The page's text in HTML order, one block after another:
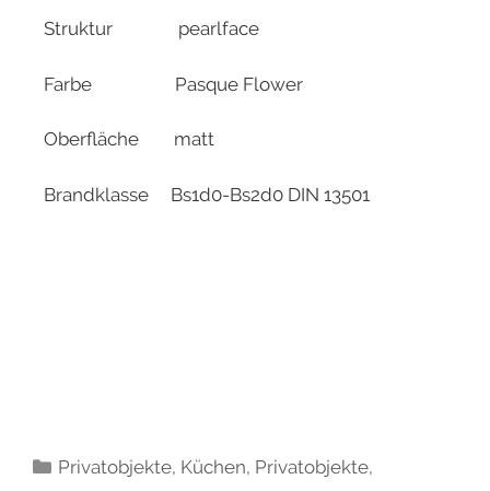
Struktur pearlface
Farbe Pasque Flower
Oberfläche matt
Brandklasse Bs1d0-Bs2d0 DIN 13501
Privatobjekte, Küchen, Privatobjekte,